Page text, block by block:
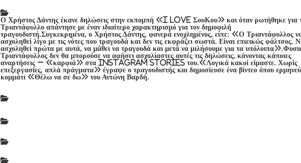
Ο Χρήστος Δάντης έκανε δηλώσεις στην εκπομπή «I Love ΣουΚου» και όταν ρωτήθηκε για
Τριαντάφυλλο απάντησε με έναν ιδιαίτερο χαρακτηρισμό για τον δημοφιλή
τραγουδιστή.Συγκεκριμένα, ο Χρήστος Δάντης, φανερά ενοχλημένος, είπε: «Ο Τριαντάφυλλος
ασχοληθεί λίγο με τις νότες που τραγουδά και δεν τις εκφράζει σωστά. Είναι επιεικώς φάλτσος.
ασχοληθεί πρώτα με αυτά, να μάθει να τραγουδά και μετά να μιλήσουμε για τα
Τριαντάφυλλος δεν θα μπορούσε να αφήσει ασχολίαστες αυτές τις δηλώσεις, κάνοντας κάποιες
αναρτήσεις – «καρφιά» στα Instagram Stories του.«Λογικά κακοί είμαστε. Χωρίς
επεξεργασίες, απλά πράγματα» έγραψε ο τραγουδιστής και δημοσίευσε ένα βίντεο όπου
κομμάτι «Θέλω να σε δω» του Αντώνη Βαρδή.